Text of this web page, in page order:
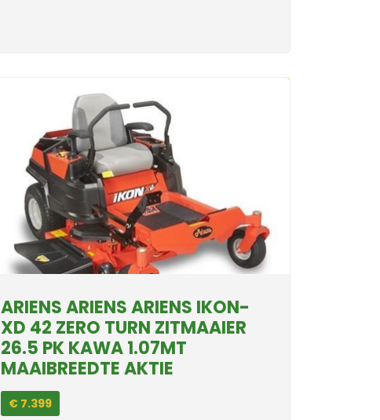
ARIENS ARIENS ARIENS IKON-
XD 42 ZERO TURN ZITMAAIER
26.5 PK KAWA 1.07MT
MAAIBREEDTE AKTIE
€ 7.399